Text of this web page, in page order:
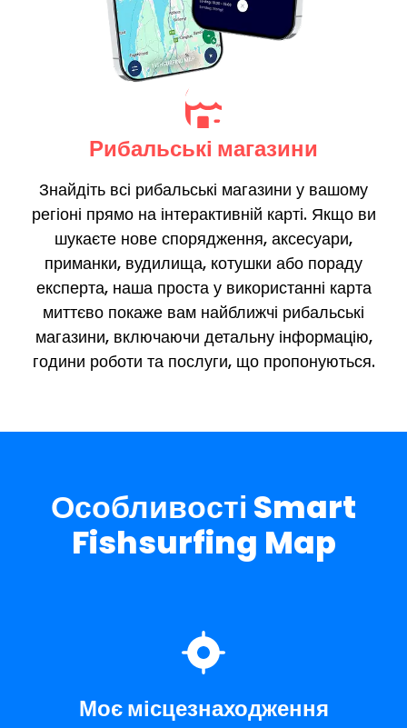
Рибальські магазини
Знайдіть всі рибальські магазини у вашому
регіоні прямо на інтерактивній карті. Якщо ви
шукаєте нове спорядження, аксесуари,
приманки, вудилища, котушки або пораду
експерта, наша проста у використанні карта
миттєво покаже вам найближчі рибальські
магазини, включаючи детальну інформацію,
години роботи та послуги, що пропонуються.
Особливості Smart
Fishsurfing Map
Моє місцезнаходження